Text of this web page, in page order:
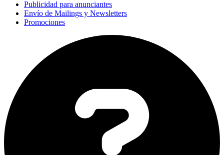
Publicidad para anunciantes
Envío de Mailings y Newsletters
Promociones